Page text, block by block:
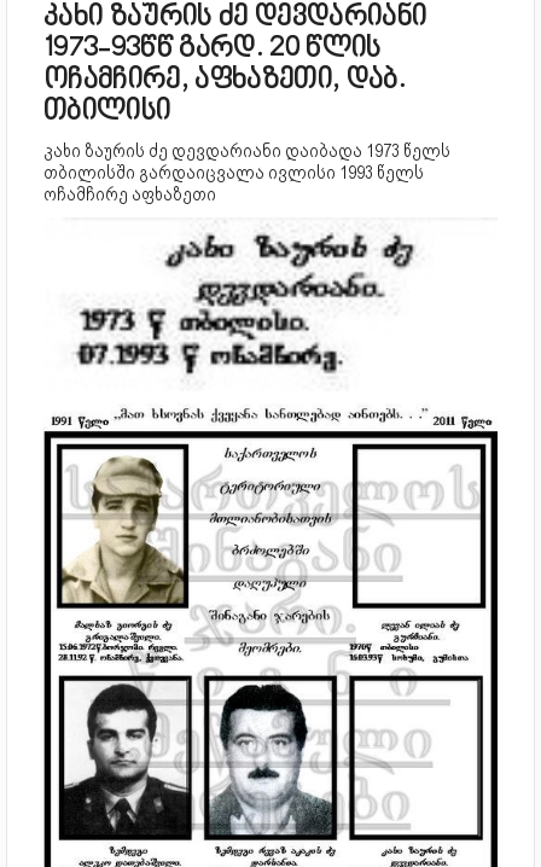
კახი ზაურის ძე დევდარიანი
1973-93წწ გარდ. 20 წლის
ოჩამჩირე, აფხაზეთი, დაბ.
თბილისი
კახი ზაურის ძე დევდარიანი დაიბადა 1973 წელს
თბილისში გარდაიცვალა ივლისი 1993 წელს
ოჩამჩირე აფხაზეთი